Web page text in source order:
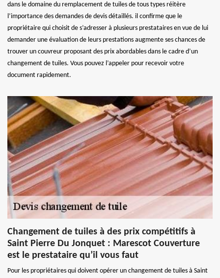
dans le domaine du remplacement de tuiles de tous types réitère
l’importance des demandes de devis détaillés. il confirme que le
propriétaire qui choisit de s’adresser à plusieurs prestataires en vue de lui
demander une évaluation de leurs prestations augmente ses chances de
trouver un couvreur proposant des prix abordables dans le cadre d’un
changement de tuiles. Vous pouvez l’appeler pour recevoir votre
document rapidement.
Changement de tuiles à des prix compétitifs à
Saint Pierre Du Jonquet : Marescot Couverture
est le prestataire qu’il vous faut
Pour les propriétaires qui doivent opérer un changement de tuiles à Saint